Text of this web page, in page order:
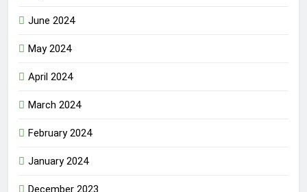
June 2024
May 2024
April 2024
March 2024
February 2024
January 2024
December 2023